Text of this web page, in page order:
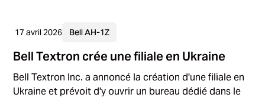
17 avril 2026 Bell AH-1Z
Bell Textron crée une filiale en Ukraine
Bell Textron Inc. a annoncé la création d'une filiale en
Ukraine et prévoit d'y ouvrir un bureau dédié dans le